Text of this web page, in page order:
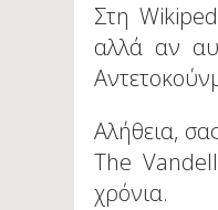
Στη
αλλά αν
Αλήθεια,
The
χρόνια.